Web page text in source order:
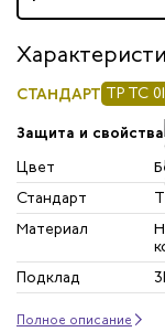
СТАНДАРТ ТР ТС
Защита и свойства
Цвет
Стандарт
Материал
Подклад
Полное описание